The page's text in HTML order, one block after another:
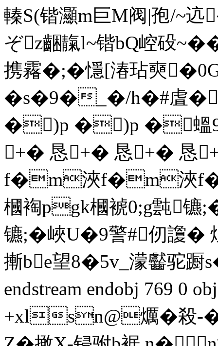
轃S(锴灦m巨M阀|孢/~迒
ぞz齫靝l~锴bQ崆砓~�
携霿�;�懚[湷玷奭
�s�9�_�/h�#虘
�)p �)p �蝹9
+� 恳+� 恳+� 恳
f�m浹f�m浹
槶裪pgk槶裭0;g霕镳
镳;�峽U�9警#仞讂
摲be望8�5v_濛齾
endstream endobj 769 0
+xlsn@爄�殺-�